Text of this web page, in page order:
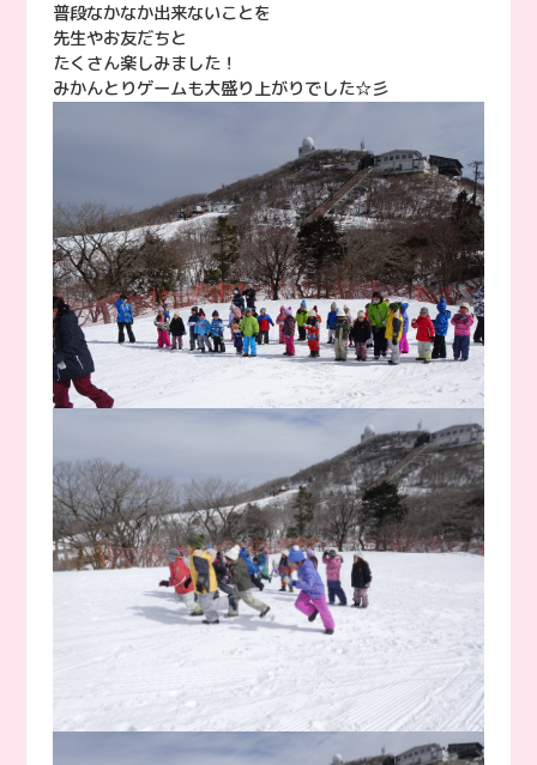
普段なかなか出来ないことを
先生やお友だちと
たくさん楽しみました！
みかんとりゲームも大盛り上がりでした☆彡